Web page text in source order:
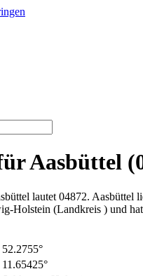
Aasbüttel
lautet 04872. Aasbüttel
Holstein (Landkreis ) und
52.2755°
11.65425°